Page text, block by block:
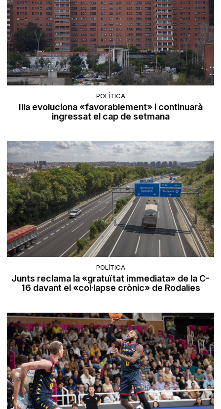
POLÍTICA
Illa evoluciona «favorablement» i continuarà
ingressat el cap de setmana
POLÍTICA
Junts reclama la «gratuïtat immediata» de la C-
16 davant el «col·lapse crònic» de Rodalies